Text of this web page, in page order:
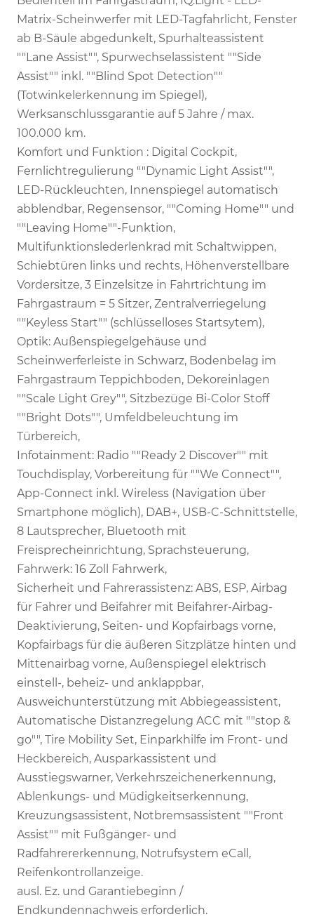
Matrix-Scheinwerfer mit LED-Tagfahrlicht, Fenster
ab B-Säule abgedunkelt, Spurhalteassistent
""Lane Assist"", Spurwechselassistent ""Side
Assist"" inkl. ""Blind Spot Detection""
(Totwinkelerkennung im Spiegel),
Werksanschlussgarantie auf 5 Jahre / max.
100.000 km.
Komfort und Funktion : Digital Cockpit,
Fernlichtregulierung ""Dynamic Light Assist"",
LED-Rückleuchten, Innenspiegel automatisch
abblendbar, Regensensor, ""Coming Home"" und
""Leaving Home""-Funktion,
Multifunktionslederlenkrad mit Schaltwippen,
Schiebtüren links und rechts, Höhenverstellbare
Vordersitze, 3 Einzelsitze in Fahrtrichtung im
Fahrgastraum = 5 Sitzer, Zentralverriegelung
""Keyless Start"" (schlüsselloses Startsytem),
Optik: Außenspiegelgehäuse und
Scheinwerferleiste in Schwarz, Bodenbelag im
Fahrgastraum Teppichboden, Dekoreinlagen
""Scale Light Grey"", Sitzbezüge Bi-Color Stoff
""Bright Dots"", Umfeldbeleuchtung im
Türbereich,
Infotainment: Radio ""Ready 2 Discover"" mit
Touchdisplay, Vorbereitung für ""We Connect"",
App-Connect inkl. Wireless (Navigation über
Smartphone möglich), DAB+, USB-C-Schnittstelle,
8 Lautsprecher, Bluetooth mit
Freisprecheinrichtung, Sprachsteuerung,
Fahrwerk: 16 Zoll Fahrwerk,
Sicherheit und Fahrerassistenz: ABS, ESP, Airbag
für Fahrer und Beifahrer mit Beifahrer-Airbag-
Deaktivierung, Seiten- und Kopfairbags vorne,
Kopfairbags für die äußeren Sitzplätze hinten und
Mittenairbag vorne, Außenspiegel elektrisch
einstell-, beheiz- und anklappbar,
Ausweichunterstützung mit Abbiegeassistent,
Automatische Distanzregelung ACC mit ""stop &
go"", Tire Mobility Set, Einparkhilfe im Front- und
Heckbereich, Ausparkassistent und
Ausstiegswarner, Verkehrszeichenerkennung,
Ablenkungs- und Müdigkeitserkennung,
Kreuzungsassistent, Notbremsassistent ""Front
Assist"" mit Fußgänger- und
Radfahrererkennung, Notrufsystem eCall,
Reifenkontrollanzeige.
ausl. Ez. und Garantiebeginn /
Endkundennachweis erforderlich.